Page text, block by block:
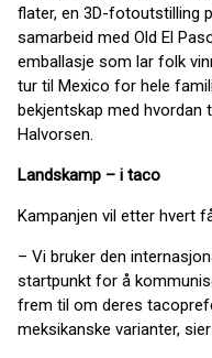
flater, en 3D-fotoutstilling
samarbeid med Old El
emballasje som lar folk
tur til Mexico for hele
bekjentskap med hvordan
Halvorsen.
Landskamp – i taco
Kampanjen vil etter hvert
– Vi bruker den
startpunkt for å
frem til om deres
meksikanske varianter,